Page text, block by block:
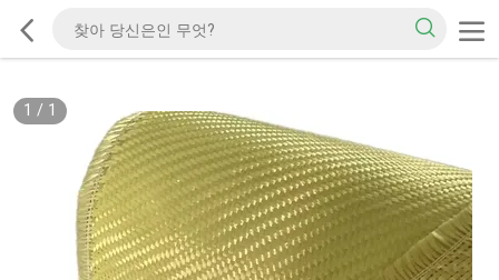
1 / 1